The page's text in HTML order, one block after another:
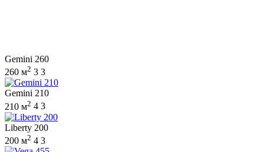
Gemini 260
260 м2 3 3
Gemini 210
210 м2 4 3
Liberty 200
200 м2 4 3